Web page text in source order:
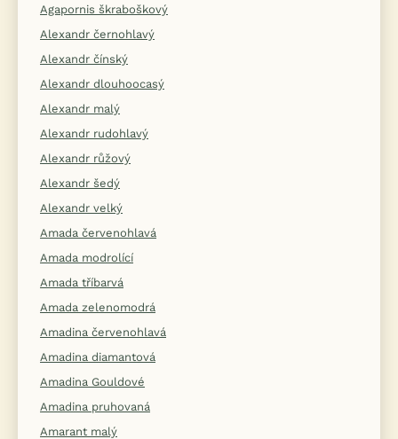
Agapornis škraboškový
Alexandr černohlavý
Alexandr čínský
Alexandr dlouhoocasý
Alexandr malý
Alexandr rudohlavý
Alexandr růžový
Alexandr šedý
Alexandr velký
Amada červenohlavá
Amada modrolící
Amada tříbarvá
Amada zelenomodrá
Amadina červenohlavá
Amadina diamantová
Amadina Gouldové
Amadina pruhovaná
Amarant malý